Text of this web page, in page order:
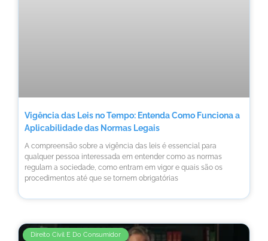
Vigência das Leis no Tempo: Entenda Como Funciona a
Aplicabilidade das Normas Legais
A compreensão sobre a vigência das leis é essencial para
qualquer pessoa interessada em entender como as normas
regulam a sociedade, como entram em vigor e quais são os
procedimentos até que se tornem obrigatórias
Direito Civil E Do Consumidor